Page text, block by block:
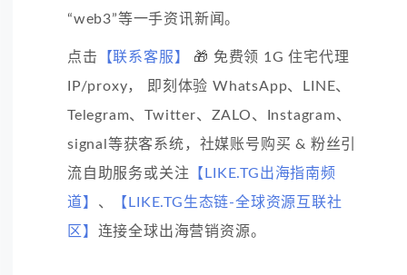
“web3”等一手资讯新闻。
点击 【联系客服】
🎁 免费领 1G 住宅代理
IP/proxy， 即刻体验 WhatsApp、LINE、
Telegram、Twitter、ZALO、Instagram、
signal等获客系统，社媒账号购买 & 粉丝引
流自助服务或关注 【LIKE.TG出海指南频
道】 、
【LIKE.TG生态链-全球资源互联社
区】 连接全球出海营销资源。